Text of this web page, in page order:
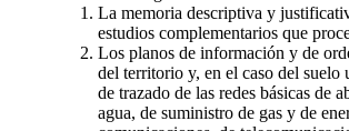
La memoria descriptiva y
estudios complementarios que
Los planos de información y de
del territorio y, en el caso del suelo
de trazado de las redes básicas de
agua, de suministro de gas y de